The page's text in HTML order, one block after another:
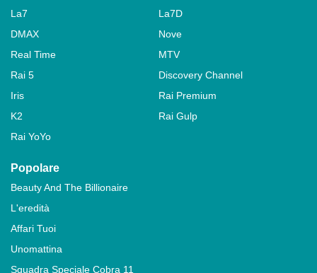
La7
La7D
DMAX
Nove
Real Time
MTV
Rai 5
Discovery Channel
Iris
Rai Premium
K2
Rai Gulp
Rai YoYo
Popolare
Beauty And The Billionaire
L'eredità
Affari Tuoi
Unomattina
Squadra Speciale Cobra 11